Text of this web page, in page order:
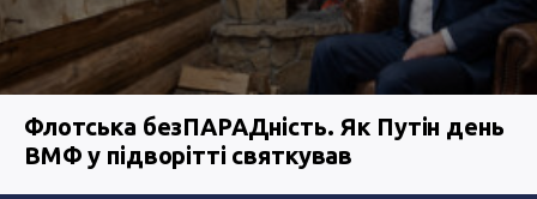
Флотська безПАРАДність. Як Путін день
ВМФ у підворітті святкував